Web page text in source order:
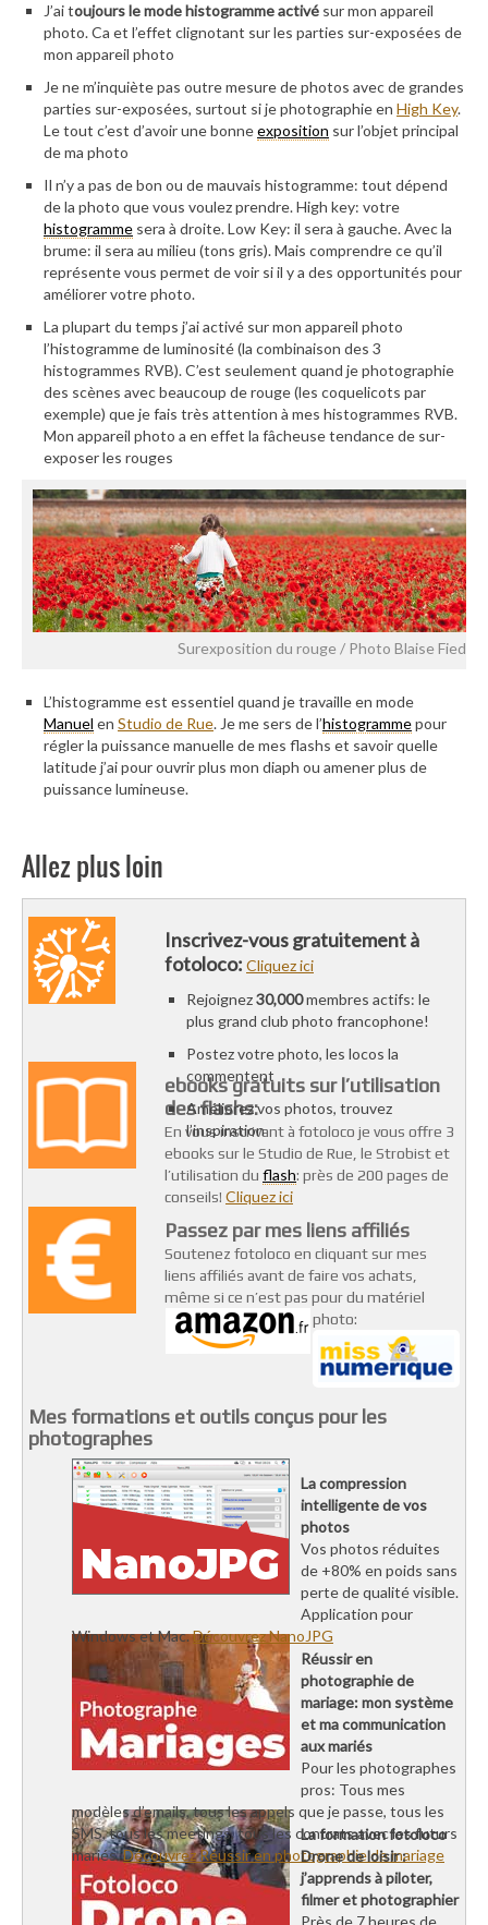
J’ai toujours le mode histogramme activé sur mon appareil
photo. Ca et l’effet clignotant sur les parties sur-exposées de
mon appareil photo
Je ne m’inquiète pas outre mesure de photos avec de grandes
parties sur-exposées, surtout si je photographie en High Key.
Le tout c’est d’avoir une bonneexposition sur l’objet principal
de ma photo
Il n’y a pas de bon ou de mauvais histogramme: tout dépend
de la photo que vous voulez prendre. High key: votre
histogramme sera à droite. Low Key: il sera à gauche. Avec la
brume: il sera au milieu (tons gris). Mais comprendre ce qu’il
représente vous permet de voir si il y a des opportunités pour
améliorer votre photo.
La plupart du temps j’ai activé sur mon appareil photo
l’histogramme de luminosité (la combinaison des 3
histogrammes RVB). C’est seulement quand je photographie
des scènes avec beaucoup de rouge (les coquelicots par
exemple) que je fais très attention à mes histogrammes RVB.
Mon appareil photo a en effet la fâcheuse tendance de sur-
exposer les rouges
Surexposition du rouge / Photo Blaise Fiedler
L’histogramme est essentiel quand je travaille en mode
Manuel en Studio de Rue. Je me sers de l’histogrammepour
régler la puissance manuelle de mes flashs et savoir quelle
latitude j’ai pour ouvrir plus mon diaph ou amener plus de
puissance lumineuse.
Allez plus loin
Inscrivez-vous gratuitement à
fotoloco: Cliquez ici
Rejoignez30,000membres actifs: le
plus grand club photo francophone!
Postez votre photo, les locos la
commentent
Améliorez vos photos, trouvez
l’inspiration
ebooks gratuits sur l’utilisation
des flashs:
En vous inscrivant à fotoloco je vous offre 3
ebooks sur le Studio de Rue, le Strobist et
l’utilisation du flash: près de 200 pages de
conseils! Cliquez ici
Passez par mes liens affiliés
Soutenez fotoloco en cliquant sur mes
liens affiliés avant de faire vos achats,
même si ce n’est pas pour du matériel
photo:
Mes formations et outils conçus pour les
photographes
La compression
intelligente de vos
photos
Vos photos réduites
de +80% en poids sans
perte de qualité visible.
Application pour
Windows et Mac.Découvrez NanoJPG
Réussir en
photographie de
mariage: mon système
et ma communication
aux mariés
Pour les photographes
pros: Tous mes
modèles d’emails, tous les appels que je passe, tous les
SMS, tous les meetings, tous les contrats avec les futurs
mariés.Découvrez Réussir en photographie de mariage
La formation fotoloco
Drone de loisir :
j’apprends à piloter,
filmer et photographier